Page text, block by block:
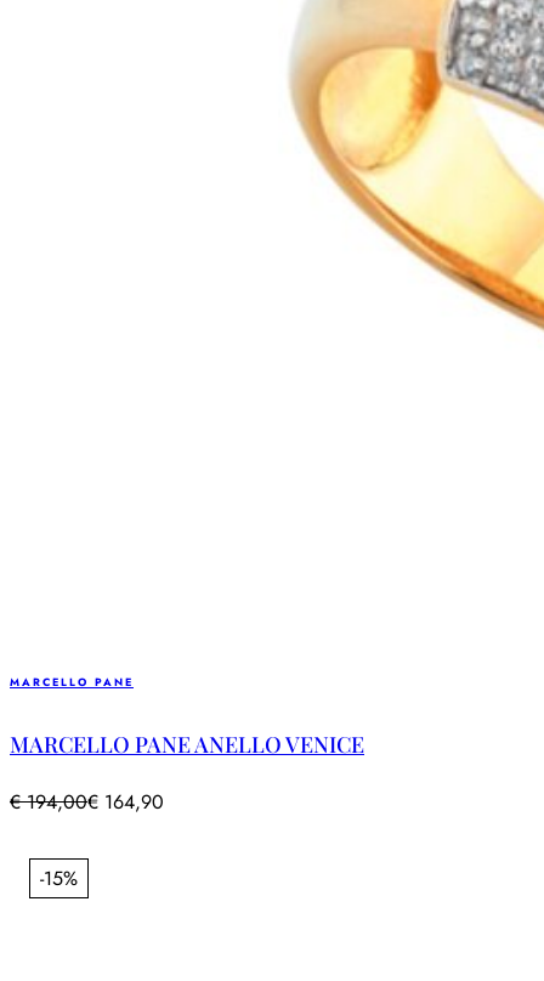
MARCELLO PANE
MARCELLO PANE ANELLO VENICE
€194,00€ 164,90
-15%